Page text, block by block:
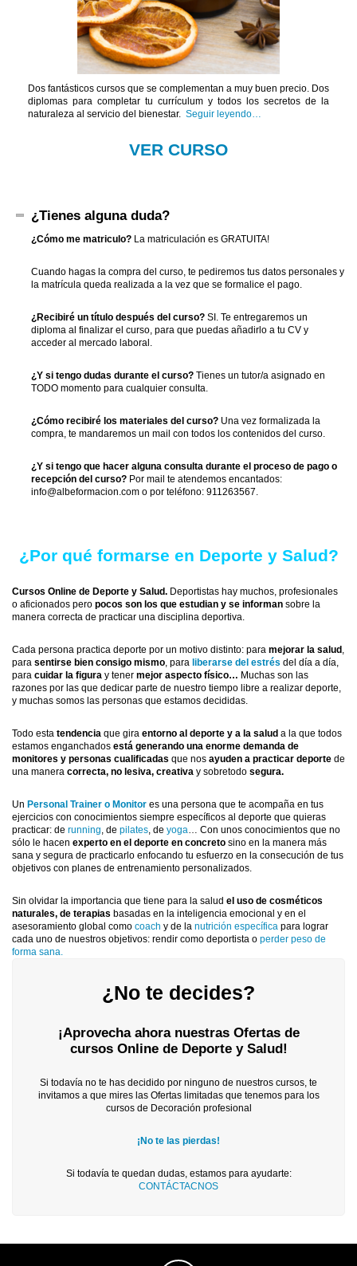
Dos fantásticos cursos que se complementan a muy buen precio. Dos
diplomas para completar tu currículum y todos los secretos de la
naturaleza al servicio del bienestar. Seguir leyendo…
VER CURSO
¿Tienes alguna duda?
¿Cómo me matriculo? La matriculación es GRATUITA!
Cuando hagas la compra del curso, te pediremos tus datos personales y
la matrícula queda realizada a la vez que se formalice el pago.
¿Recibiré un título después del curso? SI. Te entregaremos un
diploma al finalizar el curso, para que puedas añadirlo a tu CV y
acceder al mercado laboral.
¿Y si tengo dudas durante el curso? Tienes un tutor/a asignado en
TODO momento para cualquier consulta.
¿Cómo recibiré los materiales del curso? Una vez formalizada la
compra, te mandaremos un mail con todos los contenidos del curso.
¿Y si tengo que hacer alguna consulta durante el proceso de pago o
recepción del curso? Por mail te atendemos encantados:
info@albeformacion.com o por teléfono: 911263567.
¿Por qué formarse en Deporte y Salud?
Cursos Online de Deporte y Salud. Deportistas hay muchos, profesionales
o aficionados pero pocos son los que estudian y se informan sobre la
manera correcta de practicar una disciplina deportiva.
Cada persona practica deporte por un motivo distinto: para mejorar la salud
para sentirse bien consigo mismo , para liberarse del estrés del día a día,
para cuidar la figura y tener mejor aspecto físico… Muchas son las
razones por las que dedicar parte de nuestro tiempo libre a realizar deporte,
y muchas somos las personas que estamos decididas.
Todo esta tendencia que gira entorno al deporte y a la salud a la que todos
estamos enganchados está generando una enorme demanda de
monitores y personas cualificadas que nos ayuden a practicar deporte de
una manera correcta, no lesiva, creativa y sobretodo segura.
Un Personal Trainer o Monitor es una persona que te acompaña en tus
ejercicios con conocimientos siempre específicos al deporte que quieras
practicar: de running , de pilates , de yoga … Con unos conocimientos que no
sólo le hacen experto en el deporte en concreto sino en la manera más
sana y segura de practicarlo enfocando tu esfuerzo en la consecución de tus
objetivos con planes de entrenamiento personalizados.
Sin olvidar la importancia que tiene para la salud el uso de cosméticos
naturales, de terapias basadas en la inteligencia emocional y en el
asesoramiento global como coach y de la nutrición específica para lograr
cada uno de nuestros objetivos: rendir como deportista o perder peso de
forma sana.
¿No te decides?
¡Aprovecha ahora nuestras Ofertas de
cursos Online de Deporte y Salud!
Si todavía no te has decidido por ninguno de nuestros cursos, te
invitamos a que mires las Ofertas limitadas que tenemos para los
cursos de Decoración profesional
¡No te las pierdas!
Si todavía te quedan dudas, estamos para ayudarte:
CONTÁCTACNOS